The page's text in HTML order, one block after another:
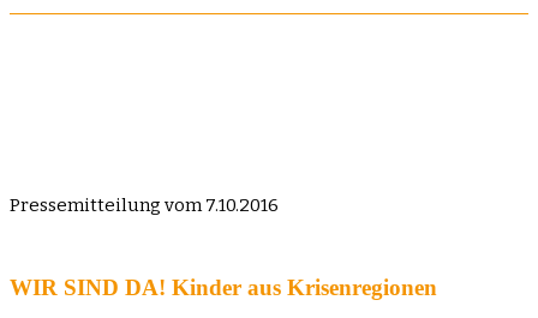
Pressemitteilung vom 7.10.2016
WIR SIND DA! Kinder aus Krisenregionen